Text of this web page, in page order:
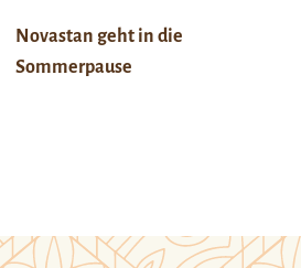
Novastan geht in die
Sommerpause